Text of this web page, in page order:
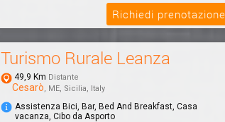
Richiedi prenotazione
Turismo Rurale Leanza
49,9 Km Distante
Cesarò, ME, Sicilia, Italy
Assistenza Bici, Bar, Bed And Breakfast, Casa
vacanza, Cibo da Asporto